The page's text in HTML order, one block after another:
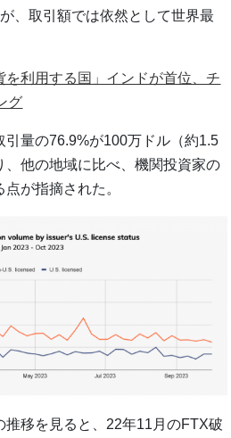
、取引額では依然として世界最
を利用する国」インドが首位、チ
グ
量の76.9%が100万ドル（約1.5
、他の地域に比べ、機関投資家の
が指摘された。
推移を見ると、22年11月のFTX破